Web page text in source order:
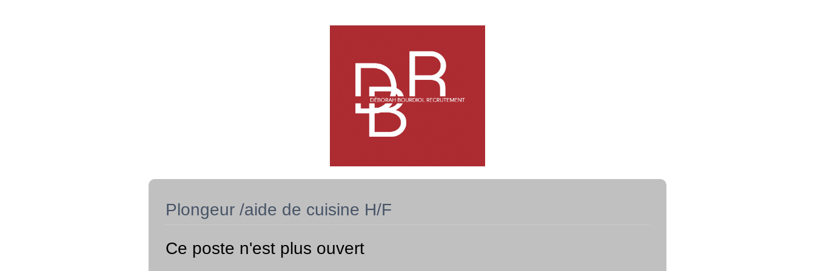
Plongeur /aide de cuisine H/F
Ce poste n'est plus ouvert